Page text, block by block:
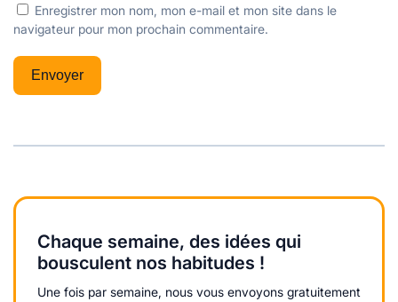
Enregistrer mon nom, mon e-mail et mon site dans le
navigateur pour mon prochain commentaire.
Chaque semaine, des idées qui
bousculent nos habitudes !
Une fois par semaine, nous vous envoyons gratuitement